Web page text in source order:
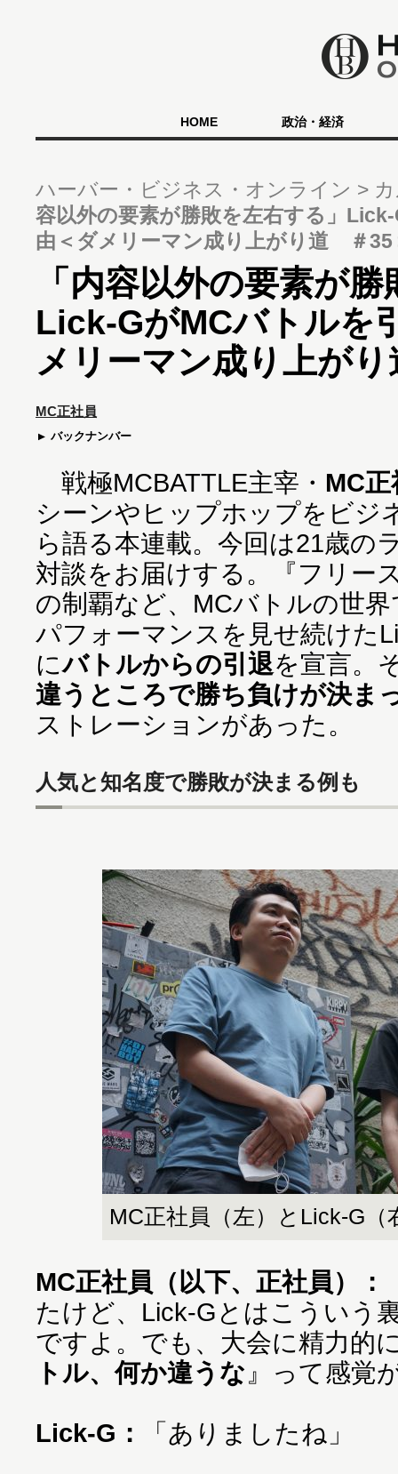
HOME 政治・経済
ハーバー・ビジネス・オンライン
容以外の要素が勝敗を左右する」
由＜ダメリーマン成り上がり道 ＃35
「内容以外の要素が
Lick-GがMCバトルを
メリーマン成り上が
MC正社員
バックナンバー
戦極MCBATTLE主宰・ MC正
シーンやヒップホップをビジ
ら語る本連載。今回は21歳の
対談をお届けする。『フリー
の制覇など、MCバトルの世
パフォーマンスを見せ続けた
にバトルからの引退を宣言。
違うところで勝ち負けが決ま
ストレーションがあった。
人気と知名度で勝敗が決まる例も
MC正社員（左）とLick-G（
MC正社員（以下、正社員）：
たけど、Lick-Gとはこういう
ですよ。でも、大会に精力的
トル、何か違うな 』って感覚
Lick-G： 「ありましたね」